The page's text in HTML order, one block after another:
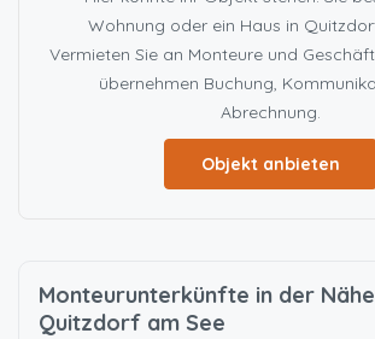
Wohnung oder ein Haus in
Vermieten Sie an Monteure und
übernehmen Buchung,
Abrechnung.
Objekt anbieten
Monteurunterkünfte in der
Quitzdorf am See